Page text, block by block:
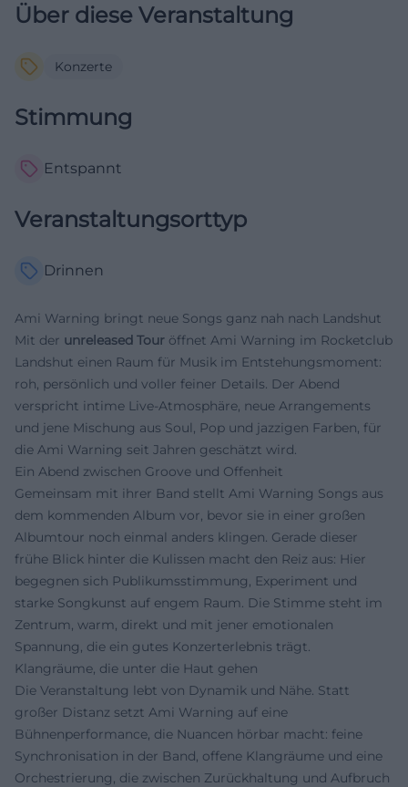
Über diese Veranstaltung
Konzerte
Stimmung
Entspannt
Veranstaltungsorttyp
Drinnen
Ami Warning bringt neue Songs ganz nah nach Landshut
Mit der unreleased Tour öffnet Ami Warning im Rocketclub
Landshut einen Raum für Musik im Entstehungsmoment:
roh, persönlich und voller feiner Details. Der Abend
verspricht intime Live-Atmosphäre, neue Arrangements
und jene Mischung aus Soul, Pop und jazzigen Farben, für
die Ami Warning seit Jahren geschätzt wird.
Ein Abend zwischen Groove und Offenheit
Gemeinsam mit ihrer Band stellt Ami Warning Songs aus
dem kommenden Album vor, bevor sie in einer großen
Albumtour noch einmal anders klingen. Gerade dieser
frühe Blick hinter die Kulissen macht den Reiz aus: Hier
begegnen sich Publikumsstimmung, Experiment und
starke Songkunst auf engem Raum. Die Stimme steht im
Zentrum, warm, direkt und mit jener emotionalen
Spannung, die ein gutes Konzerterlebnis trägt.
Klangräume, die unter die Haut gehen
Die Veranstaltung lebt von Dynamik und Nähe. Statt
großer Distanz setzt Ami Warning auf eine
Bühnenperformance, die Nuancen hörbar macht: feine
Synchronisation in der Band, offene Klangräume und eine
Orchestrierung, die zwischen Zurückhaltung und Aufbruch